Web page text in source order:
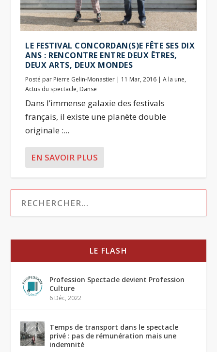
LE FESTIVAL CONCORDAN(S)E FÊTE SES DIX
ANS : RENCONTRE ENTRE DEUX ÊTRES,
DEUX ARTS, DEUX MONDES
Posté par Pierre Gelin-Monastier | 11 Mar, 2016 |A la une,
Actus du spectacle, Danse
Dans l’immense galaxie des festivals
français, il existe une planète double
originale :...
EN SAVOIR PLUS
LE FLASH
Profession Spectacle devient Profession
Culture
6 Déc, 2022
Temps de transport dans le spectacle
privé : pas de rémunération mais une
indemnité